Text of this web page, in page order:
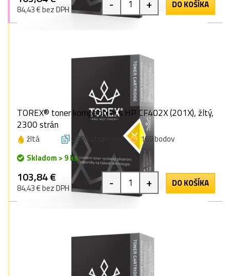
84,43 € bez DPH - + DO KOŠÍKA
TOREX® toner kompatibilní s HP CF402X (201X), žltý,
2300 strán
žltá 2300 strán
169 bodov
Skladom > 9 ks
103,84 €
84,43 € bez DPH - + DO KOŠÍKA